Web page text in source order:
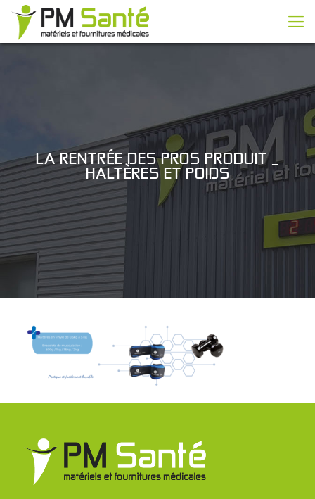
LA RENTRÉE DES PROS PRODUIT _
HALTÈRES ET POIDS